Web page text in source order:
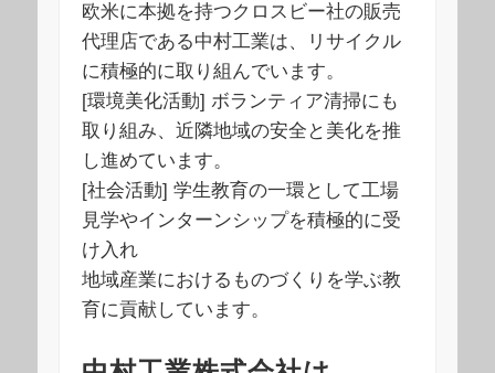
欧米に本拠を持つクロスビー社の販売
代理店である中村工業は、リサイクル
に積極的に取り組んでいます。
[環境美化活動] ボランティア清掃にも
取り組み、近隣地域の安全と美化を推
し進めています。
[社会活動] 学生教育の一環として工場
見学やインターンシップを積極的に受
け入れ
地域産業におけるものづくりを学ぶ教
育に貢献しています。